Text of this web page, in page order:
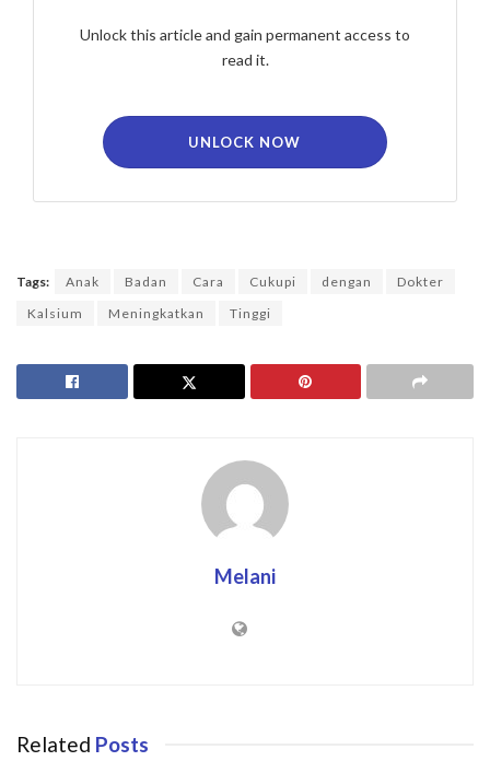
Unlock this article and gain permanent access to
read it.
UNLOCK NOW
Tags: Anak Badan Cara Cukupi dengan
Dokter
Kalsium
Meningkatkan Tinggi
Melani
Related Posts